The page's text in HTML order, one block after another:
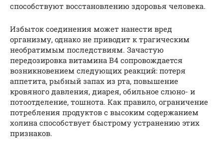
способствуют восстановлению здоровья человека.
Избыток соединения может нанести вред
организму, однако не приводит к трагическим
необратимым последствиям. Зачастую
передозировка витамина В4 сопровождается
возникновением следующих реакций: потеря
аппетита, рыбный запах из рта, повышение
кровяного давления, диарея, обильное слюно- и
потоотделение, тошнота. Как правило, ограничение
потребления продуктов с высоким содержанием
холина способствует быстрому устранению этих
признаков.